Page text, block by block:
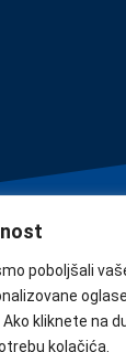
poboljšali
kliknete na
kolačića.
Policy•